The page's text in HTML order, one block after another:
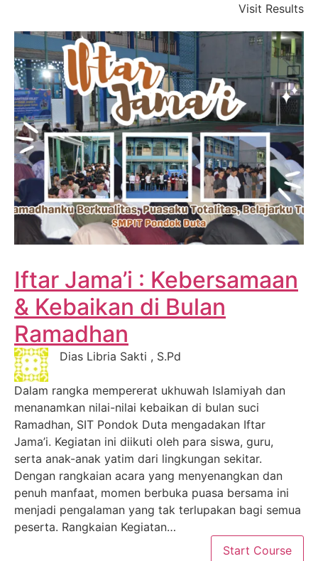
Visit Results
Iftar Jama’i : Kebersamaan
& Kebaikan di Bulan
Ramadhan
Dias Libria Sakti , S.Pd
Dalam rangka mempererat ukhuwah Islamiyah dan
menanamkan nilai-nilai kebaikan di bulan suci
Ramadhan, SIT Pondok Duta mengadakan Iftar
Jama’i. Kegiatan ini diikuti oleh para siswa, guru,
serta anak-anak yatim dari lingkungan sekitar.
Dengan rangkaian acara yang menyenangkan dan
penuh manfaat, momen berbuka puasa bersama ini
menjadi pengalaman yang tak terlupakan bagi semua
peserta. Rangkaian Kegiatan…
Start Course